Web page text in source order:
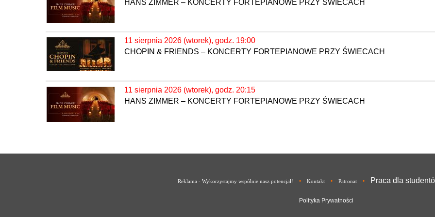
HANS ZIMMER – KONCERTY FORTEPIANOWE PRZY ŚWIECACH
11 sierpnia 2026 (wtorek), godz. 19:00
CHOPIN & FRIENDS – KONCERTY FORTEPIANOWE PRZY ŚWIECACH
11 sierpnia 2026 (wtorek), godz. 20:15
HANS ZIMMER – KONCERTY FORTEPIANOWE PRZY ŚWIECACH
Reklama - Wykorzystajmy wspólnie nasz potencjał! • Kontakt • Patronat • Praca dla
Polityka Prywatności